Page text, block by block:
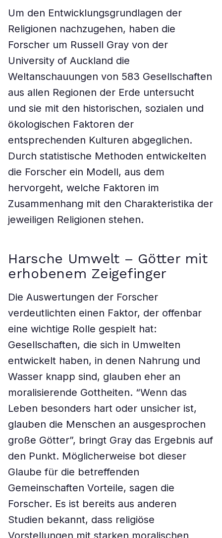
Um den Entwicklungsgrundlagen der
Religionen nachzugehen, haben die
Forscher um Russell Gray von der
University of Auckland die
Weltanschauungen von 583 Gesellschaften
aus allen Regionen der Erde untersucht
und sie mit den historischen, sozialen und
ökologischen Faktoren der
entsprechenden Kulturen abgeglichen.
Durch statistische Methoden entwickelten
die Forscher ein Modell, aus dem
hervorgeht, welche Faktoren im
Zusammenhang mit den Charakteristika der
jeweiligen Religionen stehen.
Harsche Umwelt – Götter mit
erhobenem Zeigefinger
Die Auswertungen der Forscher
verdeutlichten einen Faktor, der offenbar
eine wichtige Rolle gespielt hat:
Gesellschaften, die sich in Umwelten
entwickelt haben, in denen Nahrung und
Wasser knapp sind, glauben eher an
moralisierende Gottheiten. “Wenn das
Leben besonders hart oder unsicher ist,
glauben die Menschen an ausgesprochen
große Götter”, bringt Gray das Ergebnis auf
den Punkt. Möglicherweise bot dieser
Glaube für die betreffenden
Gemeinschaften Vorteile, sagen die
Forscher. Es ist bereits aus anderen
Studien bekannt, dass religiöse
Vorstellungen mit starken moralischen